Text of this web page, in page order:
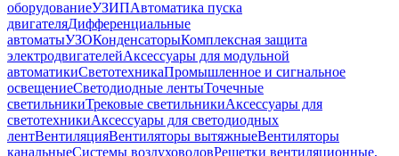
оборудованиеУЗИПАвтоматика пуска
двигателяДифференциальные
автоматыУЗОКонденсаторыКомплексная защита
электродвигателейАксессуары для модульной
автоматикиСветотехникаПромышленное и сигнальное
освещениеСветодиодные лентыТочечные
светильникиТрековые светильникиАксессуары для
светотехникиАксессуары для светодиодных
лентВентиляцияВентиляторы вытяжныеВентиляторы
канальныеСистемы воздуховодовРешетки вентиляционные,